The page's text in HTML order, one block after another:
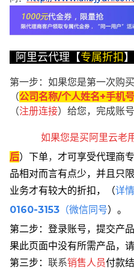
阿里云代理【专属折扣】
第一步：如果您是第一次购
（公司名称/个人姓名+手机
（注册连接）给您，完成账
如果您是买阿里云老
后） 下单， 才可享受代理商
品相对而言有点少，并且只
业务才有较大的折扣，
（详
0160-3153 （微信同号）。
第二步：登录账号，提交产
果此页面中没有所需产品，请
第三步： 联系销售人员付款